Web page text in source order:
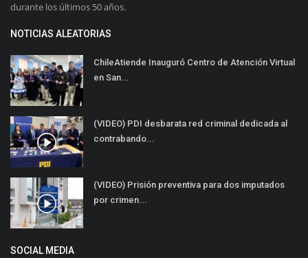
durante los últimos 50 años.
NOTICIAS ALEATORIAS
ChileAtiende Inauguró Centro de Atención Virtual
en San...
(VIDEO) PDI desbarata red criminal dedicada al
contrabando...
(VIDEO) Prisión preventiva para dos imputados
por crimen...
SOCIAL MEDIA